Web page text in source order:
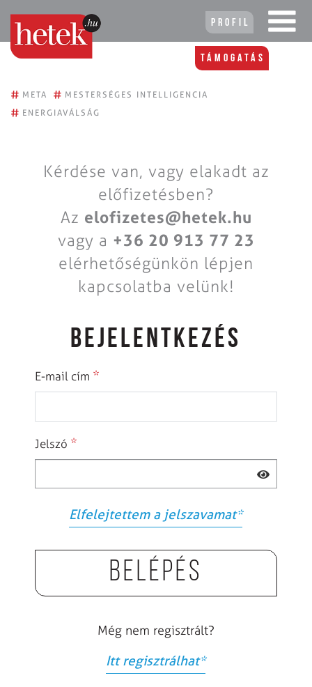
Profil
Támogatás
# META # MESTERSÉGES INTELLIGENCIA
# ENERGIAVÁLSÁG
Kérdése van, vagy elakadt az
előfizetésben?
Az elofizetes@hetek.hu
vagy a +36 20 913 77 23
elérhetőségünkön lépjen
kapcsolatba velünk!
BEJELENTKEZÉS
E-mail cím *
Jelszó *
Elfelejtettem a jelszavamat*
Belépés
Még nem regisztrált?
Itt regisztrálhat*